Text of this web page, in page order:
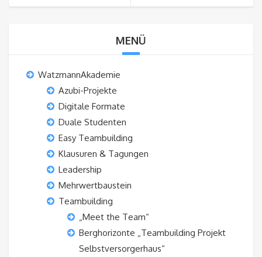
MENÜ
WatzmannAkademie
Azubi-Projekte
Digitale Formate
Duale Studenten
Easy Teambuilding
Klausuren & Tagungen
Leadership
Mehrwertbaustein
Teambuilding
„Meet the Team“
Berghorizonte „Teambuilding Projekt
Selbstversorgerhaus“